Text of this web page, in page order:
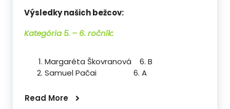
Výsledky našich bežcov:
Kategória 5. – 6. ročník:
Margaréta Škovranová 6. B
Samuel Pačai 6. A
Read More